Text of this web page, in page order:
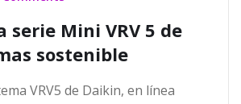
serie Mini VRV 5 de
sostenible
VRV5 de Daikin, en línea